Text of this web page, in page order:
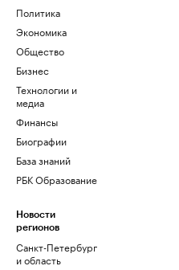
Политика
Экономика
Общество
Бизнес
Технологии и
медиа
Финансы
Биографии
База знаний
РБК Образование
Новости
регионов
Санкт-Петербург
и область